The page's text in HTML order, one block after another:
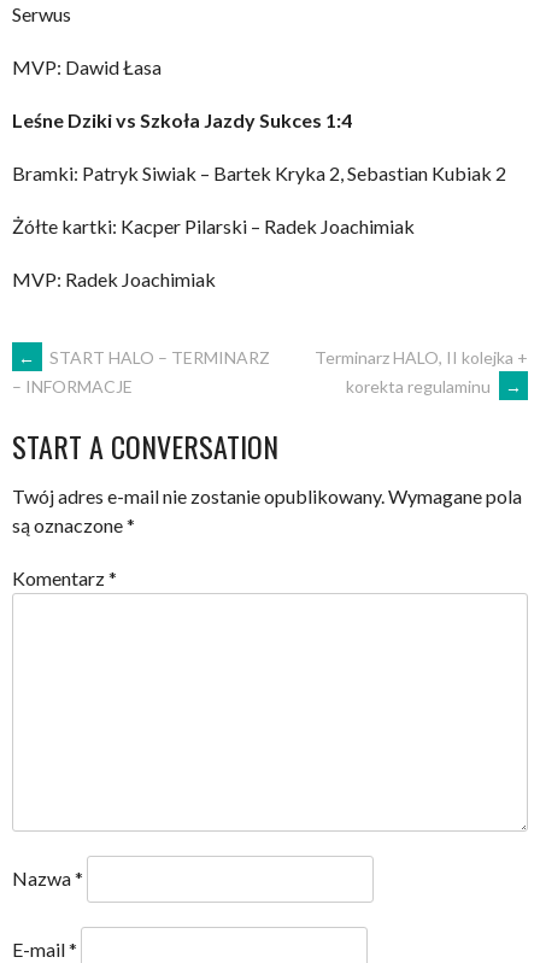
Serwus
MVP: Dawid Łasa
Leśne Dziki vs Szkoła Jazdy Sukces 1:4
Bramki: Patryk Siwiak – Bartek Kryka 2, Sebastian Kubiak 2
Żółte kartki: Kacper Pilarski – Radek Joachimiak
MVP: Radek Joachimiak
POST
NAVIGATION
←
START HALO – TERMINARZ
– INFORMACJE
Terminarz HALO, II kolejka +
korekta regulaminu
→
START A CONVERSATION
Twój adres e-mail nie zostanie opublikowany.Wymagane pola
są oznaczone*
Komentarz*
Nazwa*
E-mail*